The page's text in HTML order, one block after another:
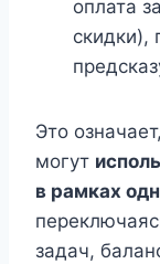
оплата
скидки),
Это
могут
в рамках
задач,